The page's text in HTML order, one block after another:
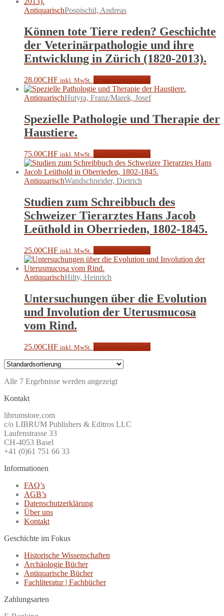
AntiquarischPospischil, Andreas
Können tote Tiere reden? Geschichte
der Veterinärpathologie und ihre
Entwicklung in Zürich (1820-2013).
28.00CHF inkl. MwSt.
AntiquarischHutyra, Franz/Marek, Josef
Spezielle Pathologie und Therapie der
Haustiere.
75.00CHF inkl. MwSt.
AntiquarischWandschneider, Dietrich
Studien zum Schreibbuch des
Schweizer Tierarztes Hans Jacob
Leüthold in Oberrieden, 1802-1845.
25.00CHF inkl. MwSt.
AntiquarischHilty, Heinrich
Untersuchungen über die Evolution
und Involution der Uterusmucosa
vom Rind.
25.00CHF inkl. MwSt.
Alle 7 Ergebnisse werden angezeigt
Kontakt
librumstore.com
c/o LIBRUM Publishers & Editros LLC
Laufenstrasse 33
CH-4053 Basel
+41 (0)61 751 66 33
Informationen
FAQ’s
AGB’s
Datenschutzerklärung
Über uns
Kontakt
Geschichte im Fokus
Historische Wissenschaften
Archäologie Bücher
Antiquarische Bücher
Fachliteratur | Fachbücher
Zahlungsarten